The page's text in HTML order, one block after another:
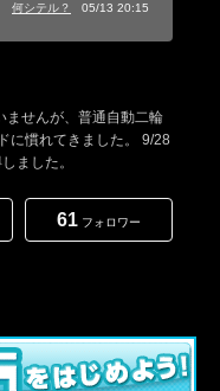
何シテル？ 05/13 20:15
ませんが、普通自動二輪
に慣れてきました。 9/28
ました。
61 フォロワー